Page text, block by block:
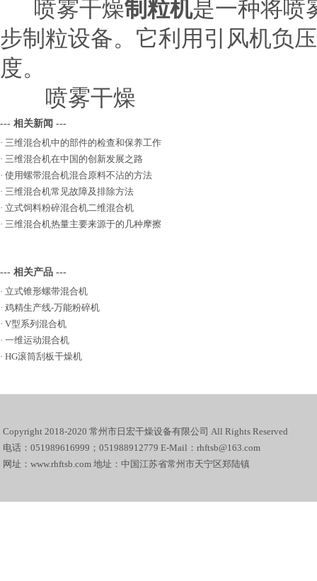
喷雾干燥制粒机是一种将喷
步制粒设备。它利用引风机负
度。
喷雾干燥
--- 相关新闻 ---
· 三维混合机中的部件的检查和保养工作
· 三维混合机在中国的创新发展之路
· 使用螺带混合机混合原料不沾的方法
· 三维混合机常见故障及排除方法
· 立式饲料粉碎混合机二维混合机
· 三维混合机热量主要来源于的几种摩擦
--- 相关产品 ---
· 立式锥形螺带混合机
· 鸡精生产线-万能粉碎机
· V型系列混合机
· 一维运动混合机
· HG滚筒刮板干燥机
Copyright 2018-2020 常州市日宏干燥设备有限公司 All Rights Reserved
电话：051989616999；051988912779 E-Mail：rhftsb@163.com
网址：www.rhftsb.com 地址：中国江苏省常州市天宁区郑陆镇